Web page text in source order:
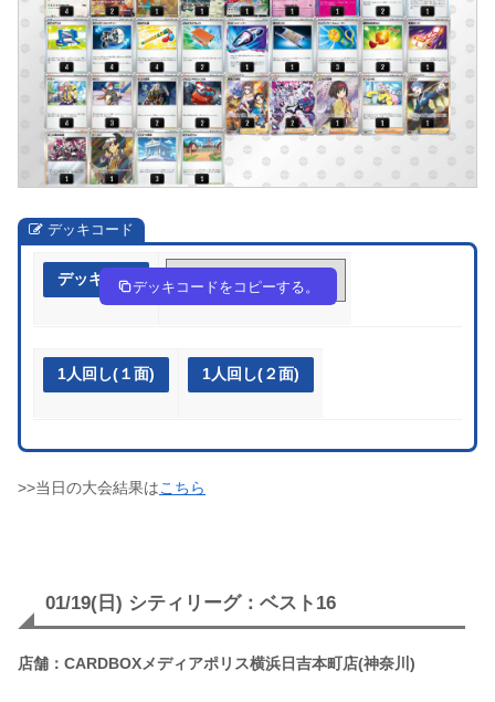
デッキコード
デッキ作成 SMUSpp-eFWGOS-py23yM
デッキコードをコピーする。
1人回し(１面) 1人回し(２面)
>>当日の大会結果はこちら
01/19(日) シティリーグ：ベスト16
店舗：CARDBOXメディアポリス横浜日吉本町店(神奈川)